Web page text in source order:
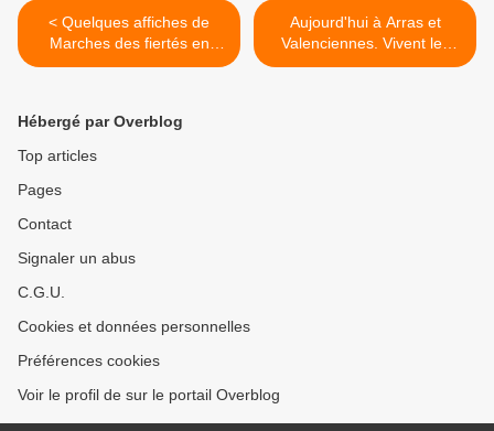
< Quelques affiches de
Marches des fiertés en
France cette année 😀😀😀
Aujourd'hui à Arras et
Valenciennes. Vivent les
fiertés queer ! >
Hébergé par Overblog
Top articles
Pages
Contact
Signaler un abus
C.G.U.
Cookies et données personnelles
Préférences cookies
Voir le profil de sur le portail Overblog